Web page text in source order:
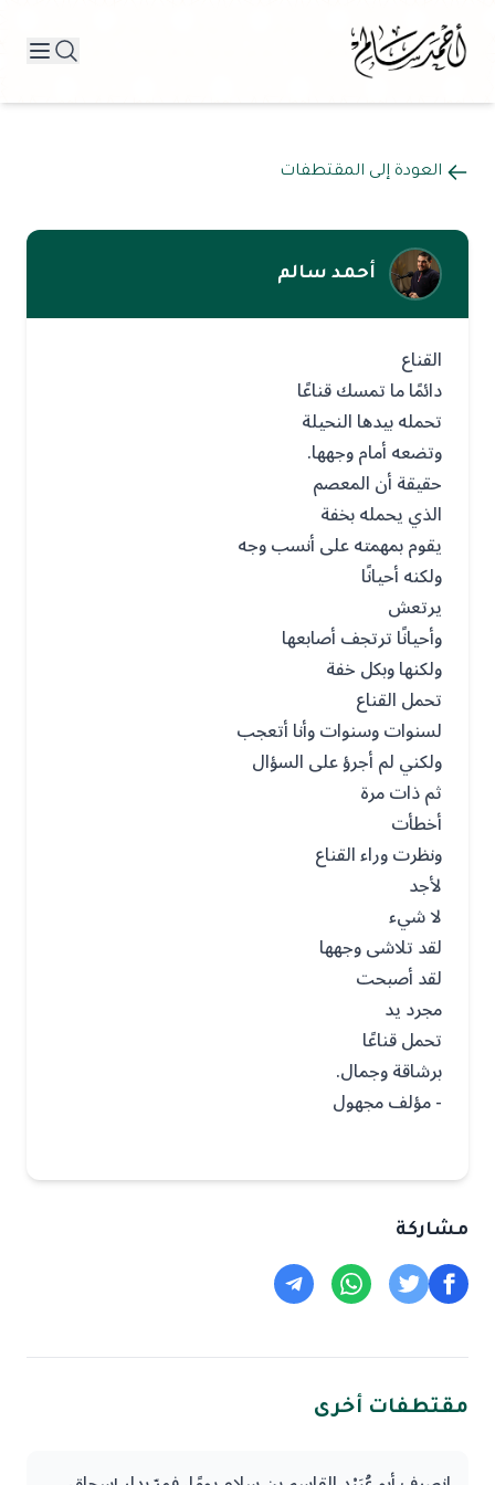
العودة إلى المقتطفات
أحمد سالم
القناع
دائمًا ما تمسك قناعًا
تحمله بيدها النحيلة
وتضعه أمام وجهها.
حقيقة أن المعصم
الذي يحمله بخفة
يقوم بمهمته على أنسب وجه
ولكنه أحيانًا
يرتعش
وأحيانًا ترتجف أصابعها
ولكنها وبكل خفة
تحمل القناع
لسنوات وسنوات وأنا أتعجب
ولكني لم أجرؤ على السؤال
ثم ذات مرة
أخطأت
ونظرت وراء القناع
لأجد
لا شيء
لقد تلاشى وجهها
لقد أصبحت
مجرد يد
تحمل قناعًا
برشاقة وجمال.
- مؤلف مجهول
مشاركة
مقتطفات أخرى